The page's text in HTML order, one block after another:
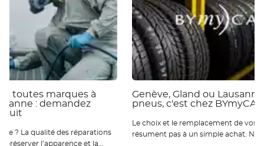
toutes marques à
: demandez
préserver l’apparence et la
Genève, Gland ou
pneus, c'est chez
Le choix et le remplacement de vos
résument pas à un simple achat.